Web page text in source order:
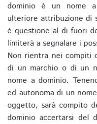
dominio è un nome
ulteriore attribuzione di
è questione al di fuori
limiterà a segnalare i
Non rientra nei compiti
di un marchio o di un
nome a dominio.
ed autonoma di un
oggetto, sarà compito
dominio accertarsi del